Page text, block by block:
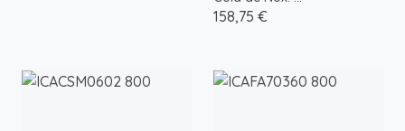
158,75 €